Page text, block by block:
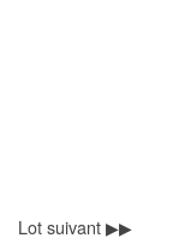
Lot suivant ▶▶